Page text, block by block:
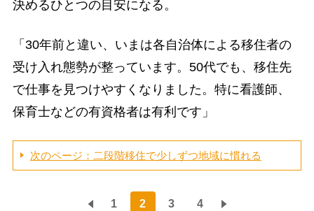
決めるひとつの目安になる。
「30年前と違い、いまは各自治体による移住者の
受け入れ態勢が整っています。50代でも、移住先
で仕事を見つけやすくなりました。特に看護師、
保育士などの有資格者は有利です」
次のページ：二段階移住で少しずつ地域に慣れる
1 2 3 4